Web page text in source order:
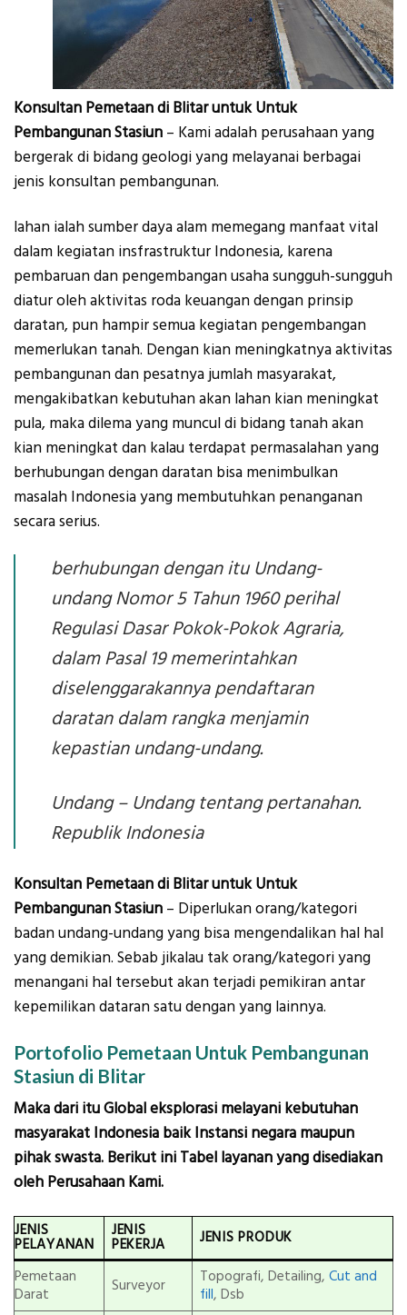
Konsultan Pemetaan di Blitar untuk Untuk
Pembangunan Stasiun – Kami adalah perusahaan yang
bergerak di bidang geologi yang melayanai berbagai
jenis konsultan pembangunan.
lahan ialah sumber daya alam memegang manfaat vital
dalam kegiatan insfrastruktur Indonesia, karena
pembaruan dan pengembangan usaha sungguh-sungguh
diatur oleh aktivitas roda keuangan dengan prinsip
daratan, pun hampir semua kegiatan pengembangan
memerlukan tanah. Dengan kian meningkatnya aktivitas
pembangunan dan pesatnya jumlah masyarakat,
mengakibatkan kebutuhan akan lahan kian meningkat
pula, maka dilema yang muncul di bidang tanah akan
kian meningkat dan kalau terdapat permasalahan yang
berhubungan dengan daratan bisa menimbulkan
masalah Indonesia yang membutuhkan penanganan
secara serius.
berhubungan dengan itu Undang-
undang Nomor 5 Tahun 1960 perihal
Regulasi Dasar Pokok-Pokok Agraria,
dalam Pasal 19 memerintahkan
diselenggarakannya pendaftaran
daratan dalam rangka menjamin
kepastian undang-undang.
Undang – Undang tentang pertanahan.
Republik Indonesia
Konsultan Pemetaan di Blitar untuk Untuk
Pembangunan Stasiun – Diperlukan orang/kategori
badan undang-undang yang bisa mengendalikan hal hal
yang demikian. Sebab jikalau tak orang/kategori yang
menangani hal tersebut akan terjadi pemikiran antar
kepemilikan dataran satu dengan yang lainnya.
Portofolio Pemetaan Untuk Pembangunan
Stasiun di Blitar
Maka dari itu Global eksplorasi melayani kebutuhan
masyarakat Indonesia baik Instansi negara maupun
pihak swasta. Berikut ini Tabel layanan yang disediakan
oleh Perusahaan Kami.
JENIS
PELAYANAN
JENIS
PEKERJA JENIS PRODUK
Pemetaan
Darat
Surveyor Topografi, Detailing, Cut and
fill, Dsb